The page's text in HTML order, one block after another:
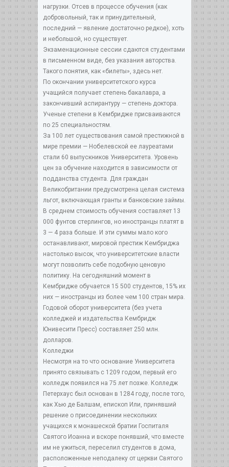
нагрузки. Отсев в процессе обучения (как
добровольный, так и принудительный,
последний — явление достаточно редкое), хоть
и небольшой, но существует.
Экзаменационные сессии сдаются студентами
в письменном виде, без указания авторства.
Такого понятия, как «билеты», здесь нет.
По окончании университетского курса
учащийся получает степень бакалавра, а
закончивший аспирантуру — степень доктора.
Ученые степени в Кембридже присваиваются
по 25 специальностям.
За 100 лет существования самой престижной в
мире премии — Нобелевской ее лауреатами
стали 60 выпускников Университета. Уровень
цен за обучение находится в зависимости от
подданства студента. Для граждан
Великобритании предусмотрена целая система
льгот, включающая гранты и банковские займы.
В среднем стоимость обучения составляет 13
000 фунтов стерлингов, но иностранцы платят в
3 — 4 раза больше. И эти суммы мало кого
останавливают, мировой престиж Кембриджа
настолько высок, что университетские власти
могут позволить себе подобную ценовую
политику. На сегодняшний момент в
Кембридже обучается 15 500 студентов, 15% их
них — иностранцы из более чем 100 стран мира.
Годовой оборот университета (без учета
колледжей и издательства Кембридж
Юнивесити Пресс) составляет 250 млн.
долларов.
Колледжи
Несмотря на то что основание Университета
принято связывать с 1209 годом, первый его
колледж появился на 75 лет позже. Колледж
Петерхаус был основан в 1284 году, после того,
как Хью де Балшам, епископ Или, принявший
решение о присоединении нескольких
учащихся к монашеской братии Госпиталя
Святого Иоанна и вскоре понявший, что вместе
им не ужиться, переселил студентов в дома,
расположенные неподалеку от церкви Святого